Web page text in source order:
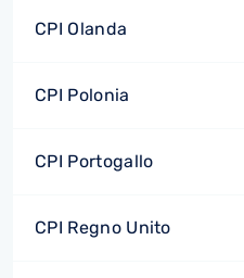
CPI Olanda
CPI Polonia
CPI Portogallo
CPI Regno Unito